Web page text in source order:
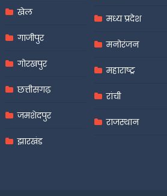
खेल
गाजीपुर
गोरखपुर
छत्तीसगढ़
जमशेदपुर
झारखंड
मध्य प्रदेश
मनोरंजन
महाराष्ट्र
रांची
राजस्थान